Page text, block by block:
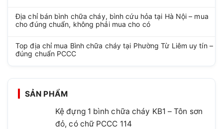
Địa chỉ bán bình chữa cháy, bình cứu hỏa tại Hà Nội – mua
cho đúng chuẩn, không phải mua cho có
Top địa chỉ mua Bình chữa cháy tại Phường Từ Liêm uy tín –
đúng chuẩn PCCC
SẢN PHẨM
Kệ đựng 1 bình chữa cháy KB1 – Tôn sơn
đỏ, có chữ PCCC 114